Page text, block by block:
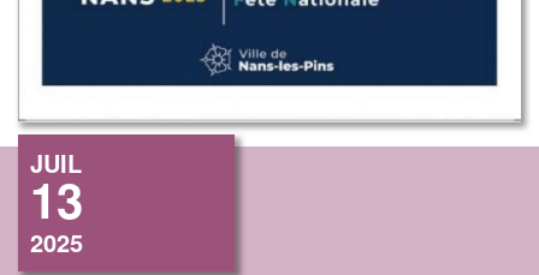
JUIL
13
2025